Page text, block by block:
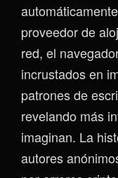
proveedor de
red, el
incrustados en
patrones de
revelando más
imaginan. La
autores